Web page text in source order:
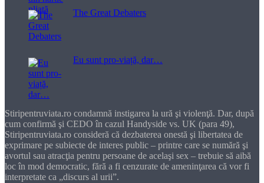
The Great Debaters
Eu sunt pro-viață, dar…
Stiripentruviata.ro condamnă instigarea la ură şi violenţă. Dar, după
cum confirmă şi CEDO în cazul Handyside vs. UK (para 49),
Stiripentruviata.ro consideră că dezbaterea onestă şi libertatea de
exprimare pe subiecte de interes public – printre care se numără şi
avortul sau atracţia pentru persoane de acelaşi sex – trebuie să aibă
loc în mod democratic, fără a fi cenzurate de ameninţarea că vor fi
interpretate ca „discurs al urii”.